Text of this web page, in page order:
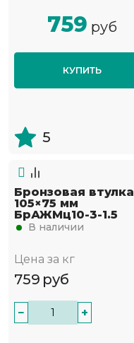
759 руб
КУПИТЬ
5
Бронзовая втулка
105×75 мм
БрАЖМц10-3-1.5
В наличии
Цена за кг
759 руб
− +